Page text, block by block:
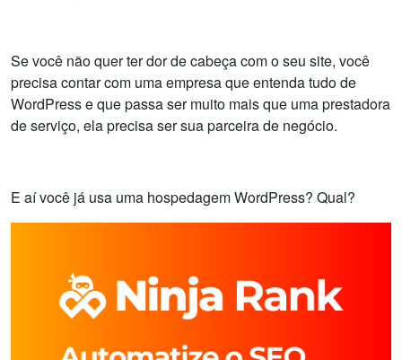
Se você não quer ter dor de cabeça com o seu site, você
precisa contar com uma empresa que entenda tudo de
WordPress e que passa ser muito mais que uma prestadora
de serviço, ela precisa ser sua parceira de negócio.
E aí você já usa uma hospedagem WordPress? Qual?